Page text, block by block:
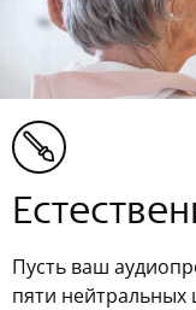
Пусть ваш
пяти нейтральных